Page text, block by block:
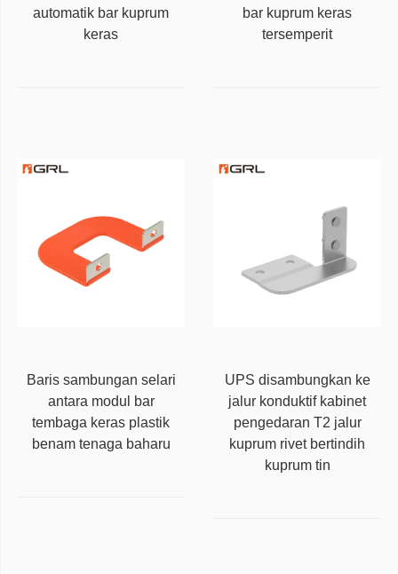
automatik bar kuprum
keras
bar kuprum keras
tersemperit
Baris sambungan selari
antara modul bar
tembaga keras plastik
benam tenaga baharu
UPS disambungkan ke
jalur konduktif kabinet
pengedaran T2 jalur
kuprum rivet bertindih
kuprum tin